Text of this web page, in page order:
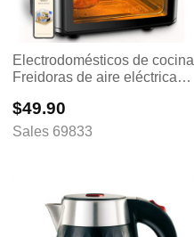
Electrodomésticos de cocina
Freidoras de aire eléctricas
Procesador de alimentos
Utensilios para hornear
$49.90
Sales 69833